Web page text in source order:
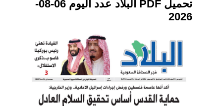
تحميل PDF البلاد عدد اليوم 06-08-
2026